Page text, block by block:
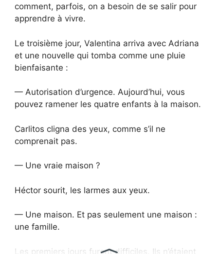
comment, parfois, on a besoin de se salir pour
apprendre à vivre.
Le troisième jour, Valentina arriva avec Adriana
et une nouvelle qui tomba comme une pluie
bienfaisante :
— Autorisation d’urgence. Aujourd’hui, vous
pouvez ramener les quatre enfants à la maison.
Carlitos cligna des yeux, comme s’il ne
comprenait pas.
— Une vraie maison ?
Héctor sourit, les larmes aux yeux.
— Une maison. Et pas seulement une maison :
une famille.
Les premiers jours furent difficiles. Ils n’étaient